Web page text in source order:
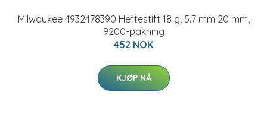
Milwaukee 4932478390 Heftestift 18 g, 5.7 mm 20 mm,
9200-pakning
452 NOK
KJØP NÅ